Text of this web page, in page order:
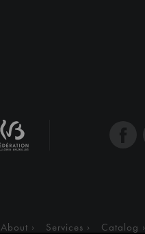
About Services Catalog